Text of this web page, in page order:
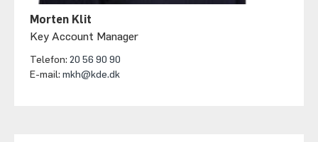
Morten Klit
Key Account Manager
Telefon: 20 56 90 90
E-mail: mkh@kde.dk